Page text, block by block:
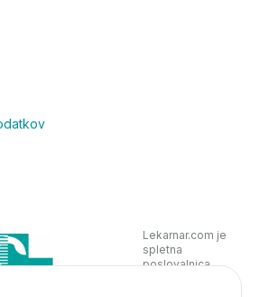
Lekarnar.com je
spletna
poslovalnica